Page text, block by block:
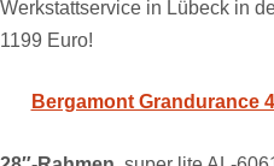
Bergamont Grandurance